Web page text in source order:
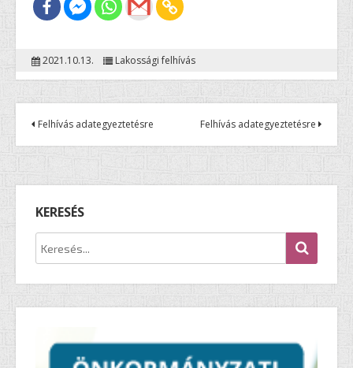
2021.10.13. Lakossági felhívás
Felhívás adategyeztetésre Felhívás adategyeztetésre
KERESÉS